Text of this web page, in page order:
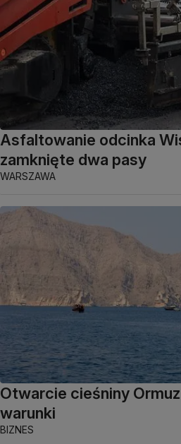
Asfaltowanie odcinka
zamknięte dwa pasy
WARSZAWA
Otwarcie cieśniny
warunki
BIZNES